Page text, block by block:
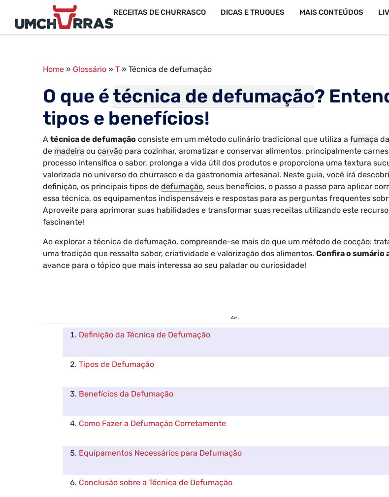
RECEITAS DE CHURRASCO DICAS E TRUQUES MAIS CONTEÚDOS
Home » Glossário » T » Técnica de defumação
O que étécnica de defumação?
tipos e benefícios!
A técnica de defumação consiste em um método culinário tradicional que utiliza a fumaça
de madeira ou carvão para cozinhar, aromatizar e conservar alimentos, principalmente
processo intensifica o sabor, prolonga a vida útil dos produtos e proporciona uma textura
valorizada no universo do churrasco e da gastronomia artesanal. Neste guia, você irá
definição, os principais tipos de defumação, seus benefícios, o passo a passo para aplicar
essa técnica, os equipamentos indispensáveis e respostas para as perguntas frequentes
Aproveite para aprimorar suas habilidades e transformar suas receitas utilizando este recurso
fascinante!
Ao explorar a técnica de defumação, compreende-se mais do que um método de cocção:
uma tradição que ressalta sabor, criatividade e valorização dos alimentos. Confira o sumário
avance para o tópico que mais interessa ao seu paladar ou curiosidade!
Ads
Definição da Técnica de Defumação
Tipos de Defumação
Benefícios da Defumação
Como Fazer a Defumação Corretamente
Equipamentos Necessários para Defumação
Conclusão sobre a Técnica de Defumação